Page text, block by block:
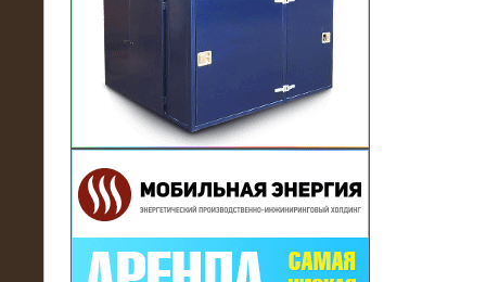
21.03.2017
Комплектная трансформаторная
подстанция 6 МВА (морское
исполнение, IP56)